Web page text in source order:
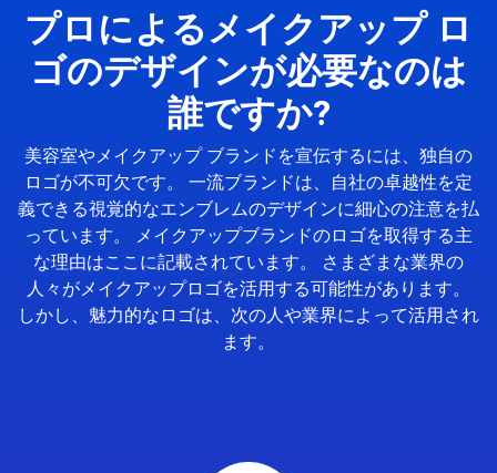
プロによるメイクアップ ロ
ゴのデザインが必要なのは
誰ですか?
美容室やメイクアップ ブランドを宣伝するには、独自の
ロゴが不可欠です。 一流ブランドは、自社の卓越性を定
義できる視覚的なエンブレムのデザインに細心の注意を払
っています。 メイクアップブランドのロゴを取得する主
な理由はここに記載されています。 さまざまな業界の
人々がメイクアップロゴを活用する可能性があります。
しかし、魅力的なロゴは、次の人や業界によって活用され
ます。